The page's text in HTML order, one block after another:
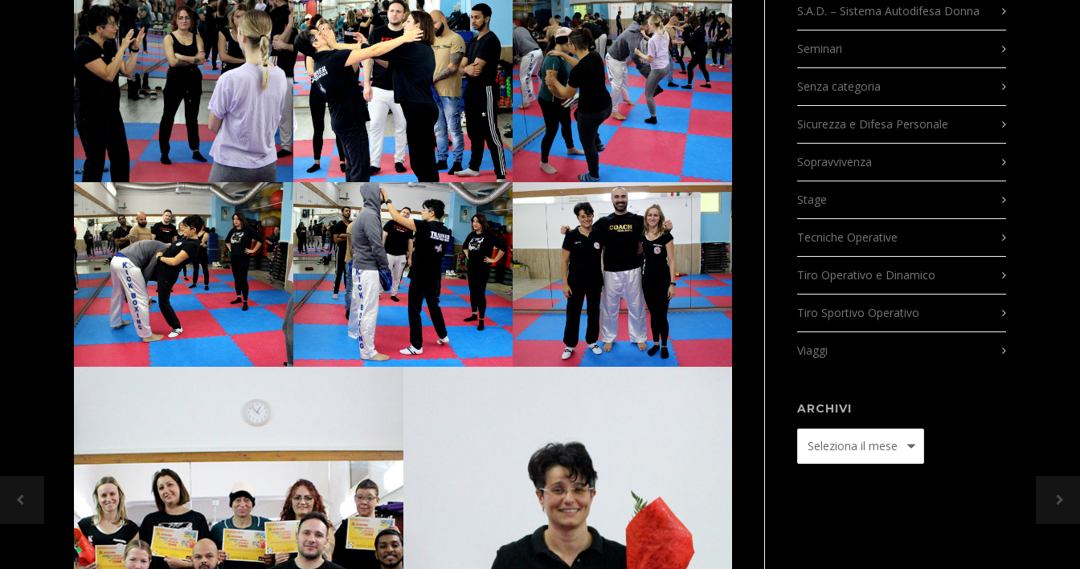
S.A.D. – Sistema Autodifesa Donna
Seminari
Senza categoria
Sicurezza e Difesa Personale
Sopravvivenza
Stage
Tecniche Operative
Tiro Operativo e Dinamico
Tiro Sportivo Operativo
Viaggi
ARCHIVI
Archivi